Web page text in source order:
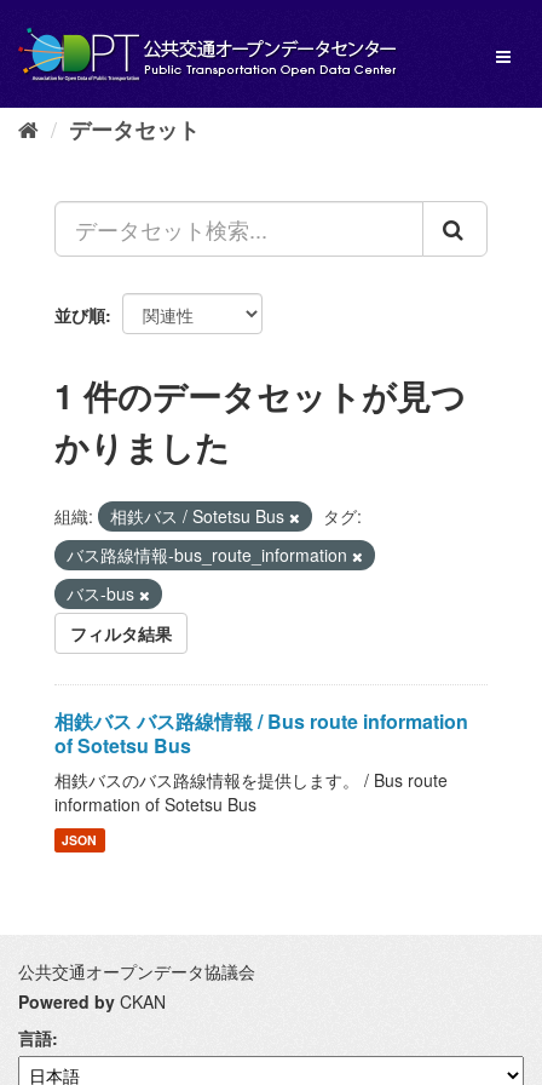
し
データセット
並び順
1 件のデータセットが見つ
かりました
組織: 相鉄バス / Sotetsu Bus
タグ:
バス路線情報-bus_route_information
バス-bus
フィルタ結果
相鉄バス バス路線情報 / Bus route information
of Sotetsu Bus
相鉄バスのバス路線情報を提供します。 / Bus route
information of Sotetsu Bus
JSON
公共交通オープンデータ協議会
Powered by CKAN
言語